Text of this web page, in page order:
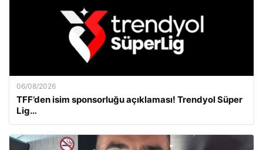
06/08/2026
TFF’den isim sponsorluğu açıklaması! Trendyol Süper
Lig…